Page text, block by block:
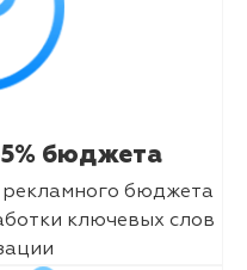
бюджета
бюджета
ключевых слов